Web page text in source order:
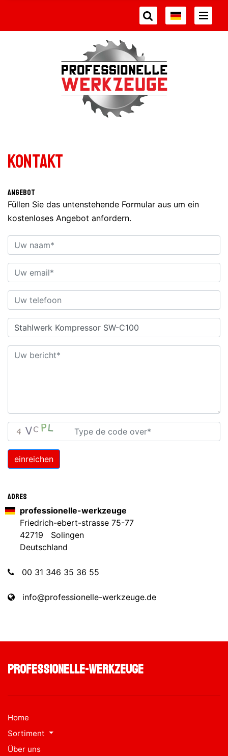
Kontakt
Angebot
Füllen Sie das untenstehende Formular aus um ein
kostenloses Angebot anfordern.
einreichen
Adres
professionelle-werkzeuge
Friedrich-ebert-strasse 75-77
42719 Solingen
Deutschland
00 31 346 35 36 55
info@professionelle-werkzeuge.de
professionelle-werkzeuge
Home
Sortiment
Über uns